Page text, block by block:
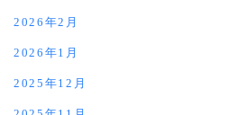
2026年2月
2026年1月
2025年12月